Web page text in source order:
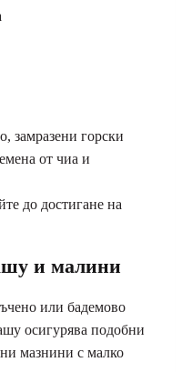
замразени горски
от чиа и
до достигане на
и малини
или бадемово
осигурява подобни
мазнини с малко